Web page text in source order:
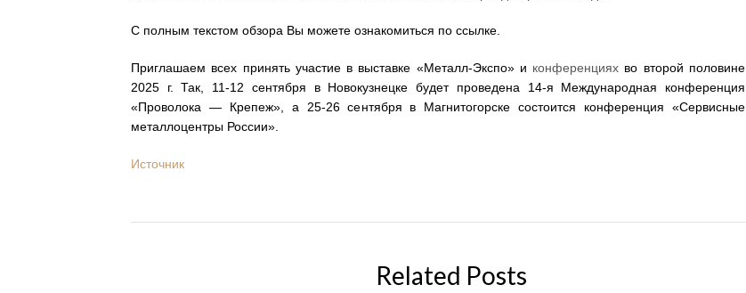
С полным текстом обзора Вы можете ознакомиться по ссылке.
Приглашаем всех принять участие в выставке «Металл-Экспо» и конференциях во второй половине
2025 г. Так, 11-12 сентября в Новокузнецке будет проведена 14-я Международная конференция
«Проволока — Крепеж», а 25-26 сентября в Магнитогорске состоится конференция «Сервисные
металлоцентры России».
Источник
Related Posts